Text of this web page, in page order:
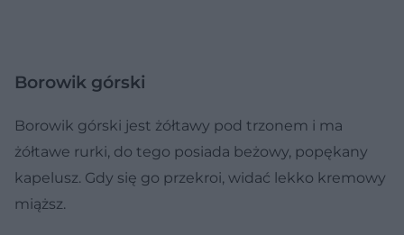
Borowik górski
Borowik górski jest żółtawy pod trzonem i ma
żółtawe rurki, do tego posiada beżowy, popękany
kapelusz. Gdy się go przekroi, widać lekko kremowy
miąższ.